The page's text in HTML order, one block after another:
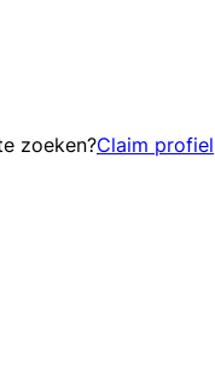
zoeken?Claim profiel